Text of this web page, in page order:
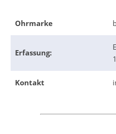
Ohrmarke
Erfassung:
Kontakt